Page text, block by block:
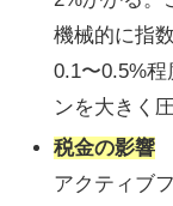
機械的に指
0.1〜0.5%
ンを大きく
税金の影響
アクティブ